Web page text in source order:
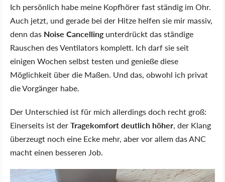
Ich persönlich habe meine Kopfhörer fast ständig im Ohr.
Auch jetzt, und gerade bei der Hitze helfen sie mir massiv,
denn das Noise Cancellingunterdrückt das ständige
Rauschen des Ventilators komplett. Ich darf sie seit
einigen Wochen selbst testen und genieße diese
Möglichkeit über die Maßen. Und das, obwohl ich privat
die Vorgänger habe.
Der Unterschied ist für mich allerdings doch recht groß:
Einerseits ist derTragekomfort deutlich höher, der Klang
überzeugt noch eine Ecke mehr, aber vor allem das ANC
macht einen besseren Job.